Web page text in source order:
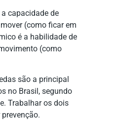
capacidade de
(como ficar em
é a habilidade de
(como
são a principal
no Brasil, segundo
Trabalhar os dois